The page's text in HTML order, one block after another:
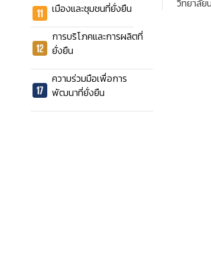
เมืองและชุมชนที่ยั่งยืน
การบริโภคและการผลิตที่
ยั่งยืน
ความร่วมมือเพื่อการ
พัฒนาที่ยั่งยืน
วิทยาลัย